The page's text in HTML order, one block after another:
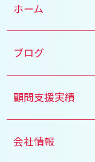
ホーム
ブログ
顧問支援実績
会社情報